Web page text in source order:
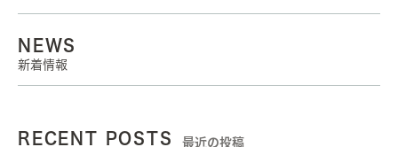
NEWS
新着情報
RECENT POSTS 最近の投稿